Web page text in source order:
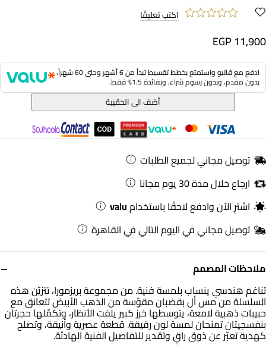
ملاحظات المصمم −
تناغم هندسي ينساب بلمسة فنية. من مجموعة بريزمورا، تتزيّن هذه
السلسلة من مس أل بقضبان مقوّسة من الذهب الأبيض تتعانق مع
حبيبات ذهبية لامعة، يتوسطها خرز كبير يلفت الأنظار، وتكمّلها حجرتان
بنفسجيتان تمنحان لمسة لون رقيقة. قطعة عصرية وأنيقة، وتصلح
كهدية تعبّر عن ذوق راقٍ وتقدير للتفاصيل الفنية الهادئة.
اكتب تعليقًا
EGP 11,900
ادفع مع ڤاليو واستمتع بخطط تقسيط تبدأ من 6 أشهر وحتى 60 شهراً،
بدون مقدم، وبدون رسوم شراء، وبفائدة 1.5% فقط.
أضف الى الحقيبة
توصيل مجاني لجميع الطلبات
ارجاع خلال مدة 30 يوم مجانا
اشترِ الآن وادفع لاحقًا باستخدامvalu
توصيل مجاني في اليوم التالي في القاهرة